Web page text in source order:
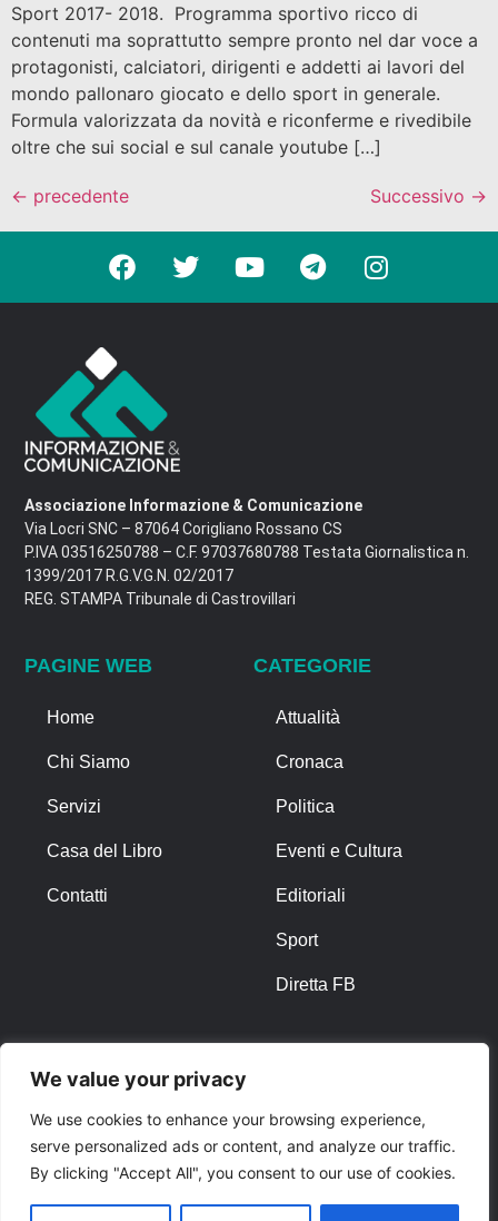
We value your privacy
We use cookies to enhance your browsing experience,
serve personalized ads or content, and analyze our traffic.
By clicking "Accept All", you consent to our use of cookies.
Sport 2017- 2018. Programma sportivo ricco di
contenuti ma soprattutto sempre pronto nel dar voce a
protagonisti, calciatori, dirigenti e addetti ai lavori del
mondo pallonaro giocato e dello sport in generale.
Formula valorizzata da novità e riconferme e rivedibile
oltre che sui social e sul canale youtube […]
← precedente Successivo →
Associazione Informazione & Comunicazione
Via Locri SNC – 87064 Corigliano Rossano CS
P.IVA 03516250788 – C.F. 97037680788 Testata Giornalistica n.
1399/2017 R.G.V.G.N. 02/2017
REG. STAMPA Tribunale di Castrovillari
PAGINE WEB
Home
Chi Siamo
Servizi
Casa del Libro
Contatti
CATEGORIE
Attualità
Cronaca
Politica
Eventi e Cultura
Editoriali
Sport
Diretta FB
Privacy Policy